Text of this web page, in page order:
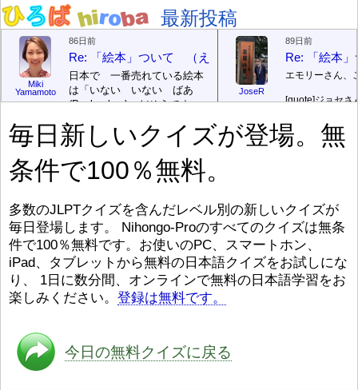
最新投稿
Miki
Yamamoto
86日前
Re: 「絵本」ついて （えほん ついて）
日本で 一番売れている絵本
は「いない いない ばあ
(Peek-a-boo)」だそうです。
す。どちらも 1967年に 出
版（しゅっぱん）されまし
た。[/font][/color][/size]絵本はロ
ングセラーがおおいですか
り ありません。「絵本作家
（えほんさっか picture book
author) に なるのは とて
も むずかしいそうです。よ
かったら、このYouTubeを見
てくださいね。 [/font][/color]
[/size]
https://www.youtube.com/watch?
v=psCoMkMOQlY[/color]
JoseR
89日前
Re: 「絵本
エモリーさん、
[quote]ジョセさ
まあ、仕事（し
（す）きです
る会社（かいし
と）めています
ん）はあります
び）が慌（あわ
ストレスが溜（
です。結局（け
ログラミングが
毎日新しいクイズが登場。無
条件で100％無料。
多数のJLPTクイズを含んだレベル別の新しいクイズが
毎日登場します。 Nihongo-Proのすべてのクイズは無条
件で100％無料です。お使いのPC、スマートホン、
iPad、タブレットから無料の日本語クイズをお試しにな
り、 1日に数分間、オンラインで無料の日本語学習をお
楽しみください。 登録は無料です。
今日の無料クイズに戻る